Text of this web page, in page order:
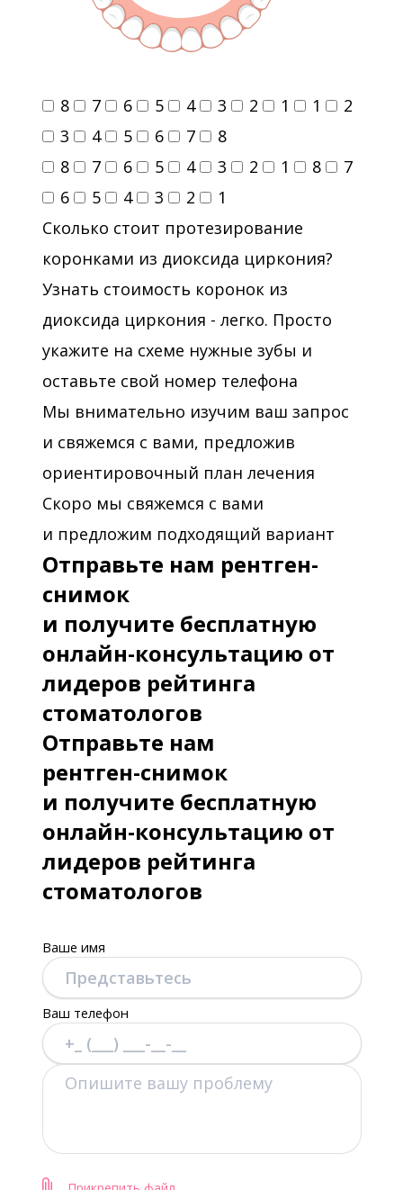
8 7 6 5 4 3 2 1 1
2
3
4 5 6 7
8
8
7 6 5 4 3 2 1 8
7
6
5 4 3 2
1
Сколько стоит протезирование
коронками из диоксида циркония?
Узнать стоимость коронок из
диоксида циркония - легко. Просто
укажите на схеме нужные зубы и
оставьте свой номер телефона
Мы внимательно изучим ваш запрос
и свяжемся с вами, предложив
ориентировочный план лечения
Скоро мы свяжемся с вами
и предложим подходящий вариант
Отправьте нам рентген-
снимок
и получите бесплатную
онлайн-консультацию от
лидеров рейтинга
стоматологов
Отправьте нам
рентген-снимок
и получите бесплатную
онлайн-консультацию от
лидеров рейтинга
стоматологов
Ваше имя
Ваш телефон